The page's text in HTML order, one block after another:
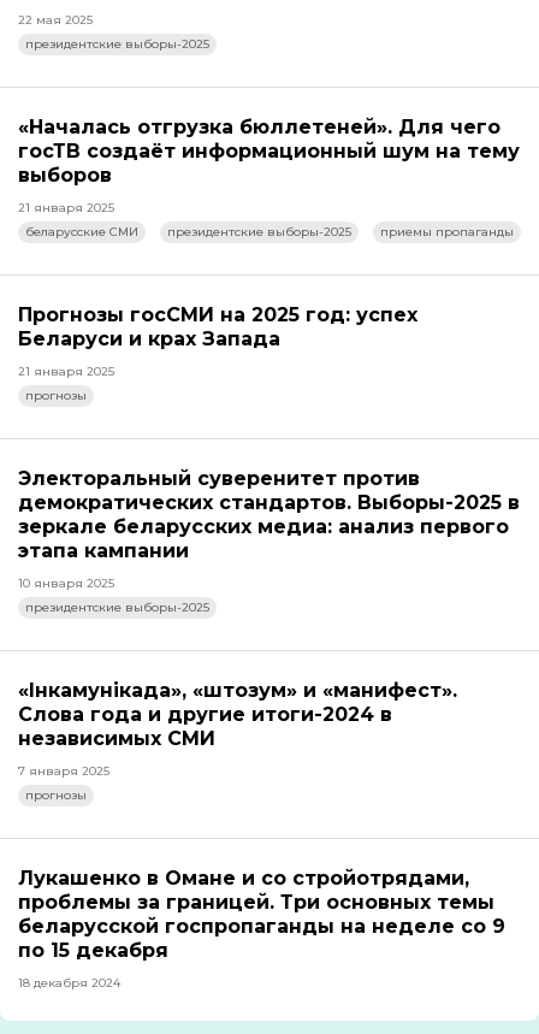
22 мая 2025
президентские выборы-2025
«Началась отгрузка бюллетеней». Для чего
госТВ создаёт информационный шум на тему
выборов
21 января 2025
беларусские СМИ
президентские выборы-2025 приемы пропаганды
Прогнозы госСМИ на 2025 год: успех
Беларуси и крах Запада
21 января 2025
прогнозы
Электоральный суверенитет против
демократических стандартов. Выборы-2025 в
зеркале беларусских медиа: анализ первого
этапа кампании
10 января 2025
президентские выборы-2025
«Інкамунікада», «штозум» и «манифест».
Слова года и другие итоги-2024 в
независимых СМИ
7 января 2025
прогнозы
Лукашенко в Омане и со стройотрядами,
проблемы за границей. Три основных темы
беларусской госпропаганды на неделе со 9
по 15 декабря
18 декабря 2024